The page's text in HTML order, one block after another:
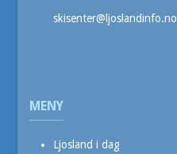
skisenter@ljoslandinfo.no
MENY
Ljosland i dag